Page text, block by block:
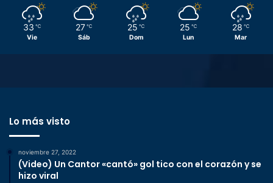
33 ℃
Vie
27 ℃
Sáb
25 ℃
Dom
25 ℃
Lun
28 ℃
Mar
Lo más visto
noviembre 27, 2022
(Video) Un Cantor «cantó» gol tico con el corazón y se
hizo viral